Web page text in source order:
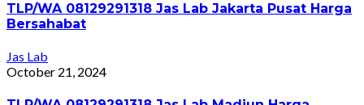
TLP/WA 08129291318 Jas Lab Jakarta Pusat Harga
Bersahabat
Jas Lab
October 21, 2024